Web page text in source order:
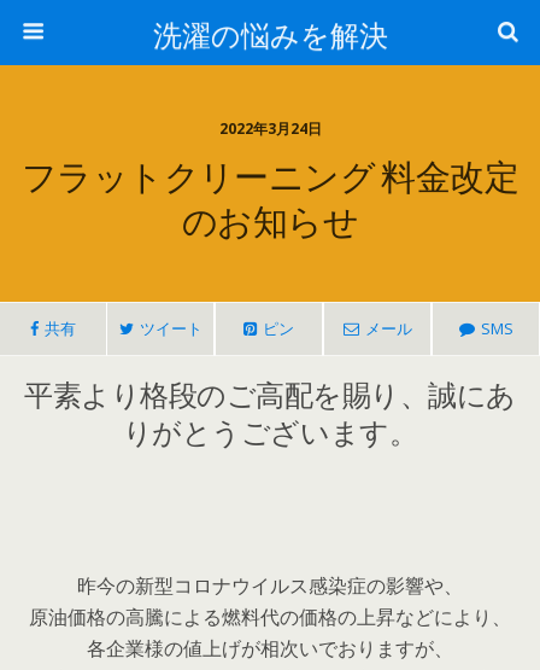
洗濯の悩みを解決
2022年3月24日
フラットクリーニング 料金改定
のお知らせ
共有 ツイート ピン メール SMS
平素より格段のご高配を賜り、誠にあ
りがとうございます。
昨今の新型コロナウイルス感染症の影響や、
原油価格の高騰による燃料代の価格の上昇などにより、
各企業様の値上げが相次いでおりますが、